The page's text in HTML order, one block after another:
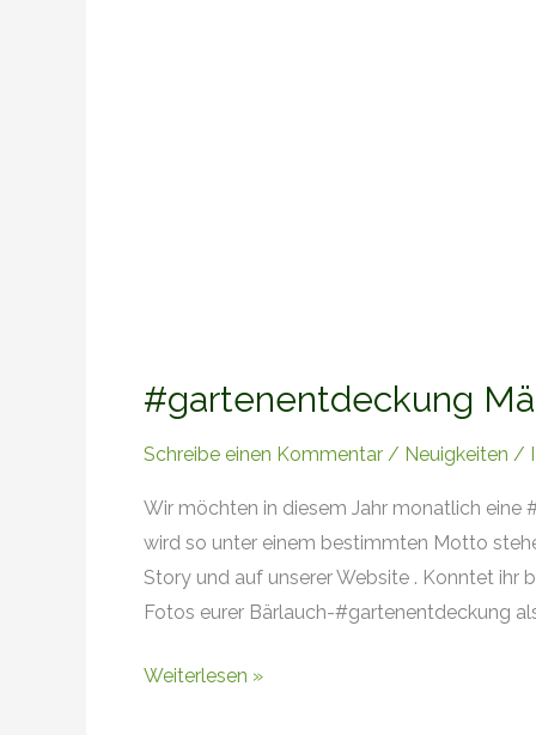
#gartenentdeckung
Schreibe einen Kommentar / Neuigkeiten /
Wir möchten in diesem Jahr monatlich
wird so unter einem bestimmten Motto
Story und auf unserer Website . Konntet ihr
Fotos eurer Bärlauch-#gartenentdeckung
Weiterlesen »